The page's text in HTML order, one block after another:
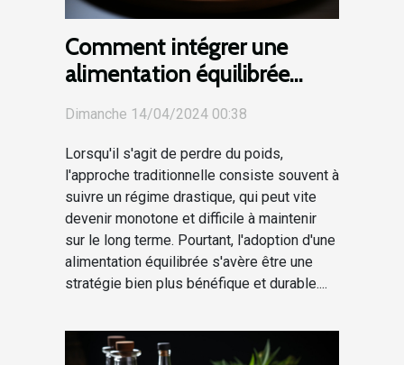
Comment intégrer une
alimentation équilibrée
dans un programme de
perte de poids
Dimanche 14/04/2024 00:38
Lorsqu'il s'agit de perdre du poids,
l'approche traditionnelle consiste souvent à
suivre un régime drastique, qui peut vite
devenir monotone et difficile à maintenir
sur le long terme. Pourtant, l'adoption d'une
alimentation équilibrée s'avère être une
stratégie bien plus bénéfique et durable....